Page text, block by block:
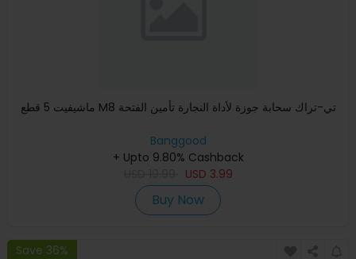
ماشيفيت 5 قطع M8 تي-تراك سحابة جوزة لأداة النجارة تأمين الفتحة
Banggood
+ Upto 9.80% Cashback
USD 3.99
Buy Now
Save 36%